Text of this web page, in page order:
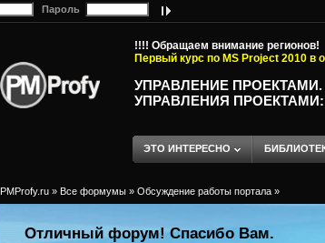
Пароль
!!!! Обращаем внимание регионов!
Первый курс по MS Project 2010 в
УПРАВЛЕНИЕ ПРОЕКТАМИ.
УПРАВЛЕНИЯ
ЭТО ИНТЕРЕСНО
PMProfy.ru » Все формумы » Обсуждение работы портала »
Отличный форум! Спасибо Вам.